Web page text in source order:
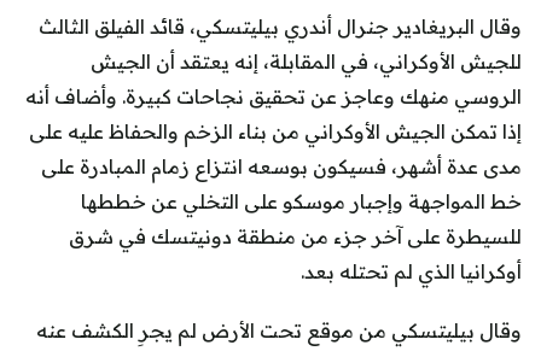
وقال البريغادير جنرال أندري بيليتسكي، قائد الفيلق الثالث
للجيش الأوكراني، في المقابلة، إنه يعتقد أن الجيش
الروسي منهك وعاجز عن تحقيق نجاحات كبيرة. وأضاف أنه
إذا تمكن الجيش الأوكراني من بناء الزخم والحفاظ عليه على
مدى عدة أشهر، فسيكون بوسعه انتزاع زمام المبادرة على
خط المواجهة وإجبار موسكو على التخلي عن خططها
للسيطرة على آخر جزء من منطقة دونيتسك في شرق
أوكرانيا الذي لم تحتله بعد.
وقال بيليتسكي من موقع تحت الأرض لم يجرِ الكشف عنه